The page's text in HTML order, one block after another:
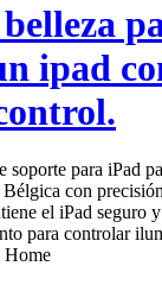
ipad
soporte para iPad
con
el iPad seguro
para controlar
Home